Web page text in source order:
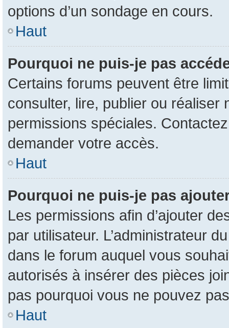
options d’un sondage en cours.
Haut
Pourquoi ne puis-je pas
Certains forums peuvent être
consulter, lire, publier ou réaliser
permissions spéciales.
demander votre accès.
Haut
Pourquoi ne puis-je pas
Les permissions afin d’ajouter
par utilisateur. L’administrateur
dans le forum auquel vous
autorisés à insérer des pièces
pas pourquoi vous ne pouvez
Haut